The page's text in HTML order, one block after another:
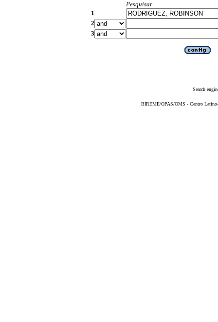
Pesquisar
1
2
3
Search
BIREME/OPAS/OMS - Centro Latino-